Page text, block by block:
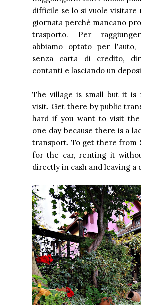
difficile se lo si vuole visitare
giornata perché mancano
trasporto. Per
abbiamo optato per l'auto,
senza carta di credito,
contanti e lasciando un
The village is small but it is
visit. Get there by public
hard if you want to visit
one day because there is a
transport. To get there from
for the car, renting it
directly in cash and leaving a